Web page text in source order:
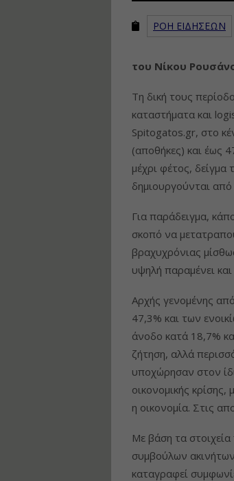
ΡΟΗ ΕΙΔΗΣΕΩΝ
του Νίκου
Τη δική τους
καταστήματα και
Spitogatos.gr, στο
(αποθήκες) και έως
μέχρι φέτος,
δημιουργούνται
Για παράδειγμα,
σκοπό να
βραχυχρόνιας
υψηλή παραμένει
Αρχής γενομένης
47,3% και των
άνοδο κατά 18,7%
ζήτηση, αλλά
υποχώρησαν στον
οικονομικής
η οικονομία. Στις
Με βάση τα
συμβούλων
καταγραφεί